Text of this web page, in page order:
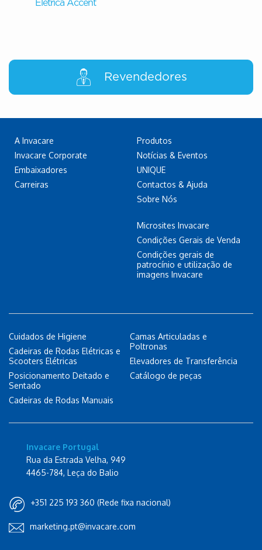
Elétrica Accent
Revendedores
A Invacare
Invacare Corporate
Embaixadores
Carreiras
Produtos
Notícias & Eventos
UNIQUE
Contactos & Ajuda
Sobre Nós
Microsites Invacare
Condições Gerais de Venda
Condições gerais de
patrocínio e utilização de
imagens Invacare
Cuidados de Higiene
Cadeiras de Rodas Elétricas e
Scooters Elétricas
Posicionamento Deitado e
Sentado
Cadeiras de Rodas Manuais
Camas Articuladas e
Poltronas
Elevadores de Transferência
Catálogo de peças
Invacare Portugal
Rua da Estrada Velha, 949
4465-784, Leça do Balio
+351 225 193 360 (Rede fixa nacional)
marketing.pt@invacare.com